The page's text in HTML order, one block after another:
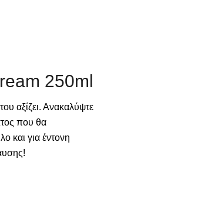
250ml
αξίζει. Ανακαλύψτε
που θα
και για έντονη